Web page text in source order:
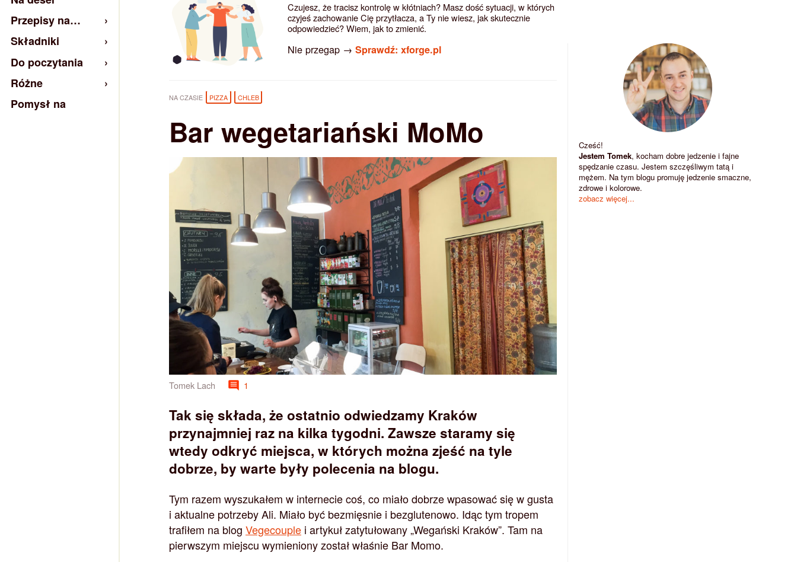
Czujesz, że tracisz kontrolę w kłótniach? Masz dość sytuacji, w których
czyjeś zachowanie Cię przytłacza, a Ty nie wiesz, jak skutecznie
odpowiedzieć? Wiem, jak to zmienić.
Nie przegap → Sprawdź: xforge.pl
NA CZASIE PIZZA CHLEB
Bar wegetariański MoMo
Tomek Lach 1
Tak się składa, że ostatnio odwiedzamy Kraków
przynajmniej raz na kilka tygodni. Zawsze staramy się
wtedy odkryć miejsca, w których można zjeść na tyle
dobrze, by warte były polecenia na blogu.
Tym razem wyszukałem w internecie coś, co miało dobrze wpasować się w gusta
i aktualne potrzeby Ali. Miało być bezmięsnie i bezglutenowo. Idąc tym tropem
trafiłem na blog Vegecouple i artykuł zatytułowany „Wegański Kraków”. Tam na
pierwszym miejscu wymieniony został właśnie Bar Momo.
Cześć!
Jestem Tomek, kocham dobre jedzenie i fajne
spędzanie czasu. Jestem szczęśliwym tatą i
mężem. Na tym blogu promuję jedzenie smaczne,
zdrowe i kolorowe.
zobacz więcej...
Przepisy na…
Składniki
Do poczytania
Różne
Pomysł na